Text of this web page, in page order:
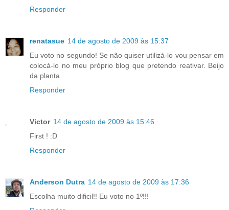
Responder
renatasue 14 de agosto de 2009 às 15:37
Eu voto no segundo! Se não quiser utilizá-lo vou pensar em
colocá-lo no meu próprio blog que pretendo reativar. Beijo
da planta
Responder
Victor 14 de agosto de 2009 às 15:46
First ! :D
Responder
Anderson Dutra 14 de agosto de 2009 às 17:36
Escolha muito dificil!! Eu voto no 1º!!!